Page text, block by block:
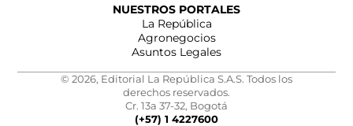
NUESTROS PORTALES
La República
Agronegocios
Asuntos Legales
© 2026, Editorial La República S.A.S. Todos los
derechos reservados.
Cr. 13a 37-32, Bogotá
(+57) 1 4227600